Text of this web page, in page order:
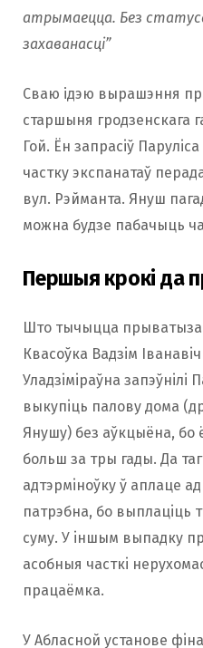
атрымаецца. Без
захаванасцi”
Сваю ідэю вырашэння
старшыня гродзенскага
Гой. Ён запрасiў
частку экспанатаў
вул. Рэйманта. Януш
можна будзе пабачыць
Першыя крокi да
Што тычыцца
Квасоўка Вадзiм
Уладзiмiраўна запэўнiлi
выкупiць палову дома
Янушу) без аўкцыёна,
больш за тры гады. Да
адтэрмiноўку ў аплаце
патрэбна, бо выплацiць
суму. У iншым выпадку
асобныя часткi
працаёмка.
У Абласной установе